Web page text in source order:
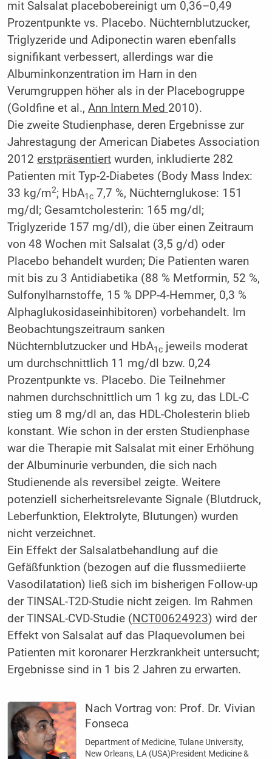
mit Salsalat placebobereinigt um 0,36–0,49
Prozentpunkte vs. Placebo. Nüchternblutzucker,
Triglyzeride und Adiponectin waren ebenfalls
signifikant verbessert, allerdings war die
Albuminkonzentration im Harn in den
Verumgruppen höher als in der Placebogruppe
(Goldfine et al., Ann Intern Med 2010).
Die zweite Studienphase, deren Ergebnisse zur
Jahrestagung der American Diabetes Association
2012 erstpräsentiertwurden, inkludierte 282
Patienten mit Typ-2-Diabetes (Body Mass Index:
33 kg/m2; HbA1c7,7 %, Nüchternglukose: 151
mg/dl; Gesamtcholesterin: 165 mg/dl;
Triglyzeride 157 mg/dl), die über einen Zeitraum
von 48 Wochen mit Salsalat (3,5 g/d) oder
Placebo behandelt wurden; Die Patienten waren
mit bis zu 3 Antidiabetika (88 % Metformin, 52 %,
Sulfonylharnstoffe, 15 % DPP-4-Hemmer, 0,3 %
Alphaglukosidaseinhibitoren) vorbehandelt. Im
Beobachtungszeitraum sanken
Nüchternblutzucker und HbA1cjeweils moderat
um durchschnittlich 11 mg/dl bzw. 0,24
Prozentpunkte vs. Placebo. Die Teilnehmer
nahmen durchschnittlich um 1 kg zu, das LDL-C
stieg um 8 mg/dl an, das HDL-Cholesterin blieb
konstant. Wie schon in der ersten Studienphase
war die Therapie mit Salsalat mit einer Erhöhung
der Albuminurie verbunden, die sich nach
Studienende als reversibel zeigte. Weitere
potenziell sicherheitsrelevante Signale (Blutdruck,
Leberfunktion, Elektrolyte, Blutungen) wurden
nicht verzeichnet.
Ein Effekt der Salsalatbehandlung auf die
Gefäßfunktion (bezogen auf die flussmediierte
Vasodilatation) ließ sich im bisherigen Follow-up
der TINSAL-T2D-Studie nicht zeigen. Im Rahmen
der TINSAL-CVD-Studie (NCT00624923) wird der
Effekt von Salsalat auf das Plaquevolumen bei
Patienten mit koronarer Herzkrankheit untersucht;
Ergebnisse sind in 1 bis 2 Jahren zu erwarten.
Nach Vortrag von: Prof. Dr. Vivian
Fonseca
Department of Medicine, Tulane University,
New Orleans, LA (USA)President Medicine &